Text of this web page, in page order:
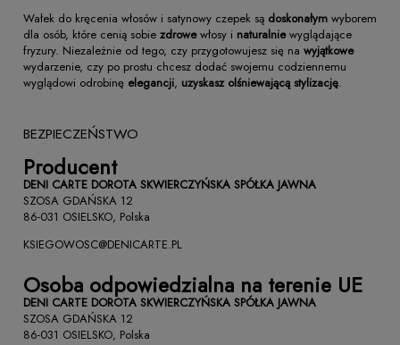
Wałek do kręcenia włosów i satynowy czepek są doskonałym wyborem
dla osób, które cenią sobie zdrowewłosy i naturalniewyglądające
fryzury. Niezależnie od tego, czy przygotowujesz się na wyjątkowe
wydarzenie, czy po prostu chcesz dodać swojemu codziennemu
wyglądowi odrobinę elegancji, uzyskasz olśniewającą stylizację.
BEZPIECZEŃSTWO
Producent
DENI CARTE DOROTA SKWIERCZYŃSKA SPÓŁKA JAWNA
SZOSA GDAŃSKA 12
86-031 OSIELSKO, Polska
KSIEGOWOSC@DENICARTE.PL
Osoba odpowiedzialna na terenie UE
DENI CARTE DOROTA SKWIERCZYŃSKA SPÓŁKA JAWNA
SZOSA GDAŃSKA 12
86-031 OSIELSKO, Polska